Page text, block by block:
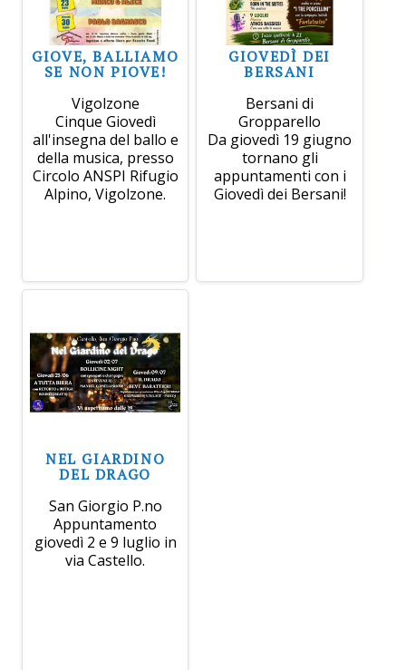
GIOVE, BALLIAMO
SE NON PIOVE!
Vigolzone
Cinque Giovedì
all'insegna del ballo e
della musica, presso
Circolo ANSPI Rifugio
Alpino, Vigolzone.
GIOVEDÌ DEI
BERSANI
Bersani di
Gropparello
Da giovedì 19 giugno
tornano gli
appuntamenti con i
Giovedì dei Bersani!
NEL GIARDINO
DEL DRAGO
San Giorgio P.no
Appuntamento
giovedì 2 e 9 luglio in
via Castello.